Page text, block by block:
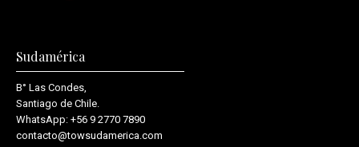
Sudamérica
B° Las Condes,
Santiago de Chile.
WhatsApp: +56 9 2770 7890
contacto@towsudamerica.com